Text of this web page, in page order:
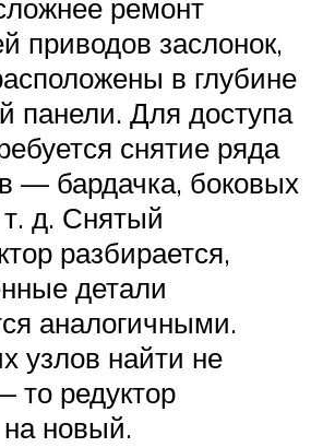
ремонт
приводов заслонок,
в глубине
панели. Для доступа
снятие ряда
— бардачка, боковых
д. Снятый
разбирается,
детали
аналогичными.
узлов найти не
то редуктор
новый.